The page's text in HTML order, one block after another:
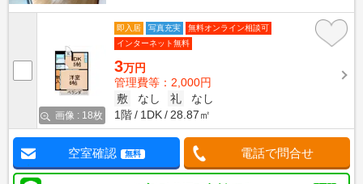
画像 : 18枚
即入居 写真充実
無料オンライン相談可
インターネット無料
3万円
管理費等：2,000円
敷
なし 礼
なし
1階
1DK 28.87㎡
空室確認 無料 電話で問合せ